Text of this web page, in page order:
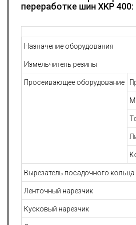
переработке шин XKP 400:
Назначение оборудования
Измельчитель резины
Просеивающее оборудование
Вырезатель посадочного кольца
Ленточный нарезчик
Кусковый нарезчик